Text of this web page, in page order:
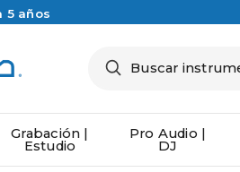
Grabación |
Estudio
Pro Audio |
DJ